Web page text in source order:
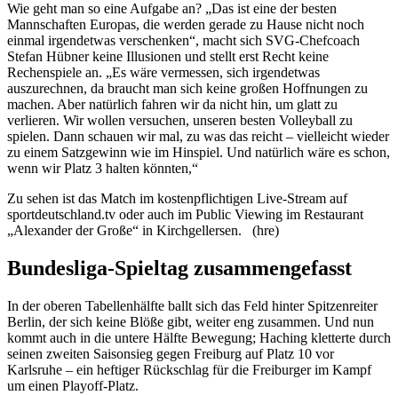
Wie geht man so eine Aufgabe an? „Das ist eine der besten
Mannschaften Europas, die werden gerade zu Hause nicht noch
einmal irgendetwas verschenken“, macht sich SVG-Chefcoach
Stefan Hübner keine Illusionen und stellt erst Recht keine
Rechenspiele an. „Es wäre vermessen, sich irgendetwas
auszurechnen, da braucht man sich keine großen Hoffnungen zu
machen. Aber natürlich fahren wir da nicht hin, um glatt zu
verlieren. Wir wollen versuchen, unseren besten Volleyball zu
spielen. Dann schauen wir mal, zu was das reicht – vielleicht wieder
zu einem Satzgewinn wie im Hinspiel. Und natürlich wäre es schon,
wenn wir Platz 3 halten könnten,“
Zu sehen ist das Match im kostenpflichtigen Live-Stream auf
sportdeutschland.tv oder auch im Public Viewing im Restaurant
„Alexander der Große“ in Kirchgellersen. (hre)
Bundesliga-Spieltag zusammengefasst
In der oberen Tabellenhälfte ballt sich das Feld hinter Spitzenreiter
Berlin, der sich keine Blöße gibt, weiter eng zusammen. Und nun
kommt auch in die untere Hälfte Bewegung; Haching kletterte durch
seinen zweiten Saisonsieg gegen Freiburg auf Platz 10 vor
Karlsruhe – ein heftiger Rückschlag für die Freiburger im Kampf
um einen Playoff-Platz.